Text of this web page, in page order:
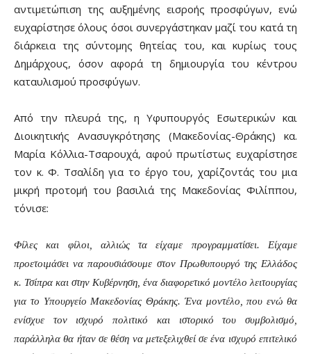
αντιμετώπιση της αυξημένης εισροής προσφύγων, ενώ
ευχαρίστησε όλους όσοι συνεργάστηκαν μαζί του κατά τη
διάρκεια της σύντομης θητείας του, και κυρίως τους
Δημάρχους, όσον αφορά τη δημιουργία του κέντρου
καταυλισμού προσφύγων.
Από την πλευρά της, η Υφυπουργός Εσωτερικών και
Διοικητικής Ανασυγκρότησης (Μακεδονίας-Θράκης) κα.
Μαρία Κόλλια-Τσαρουχά, αφού πρωτίστως ευχαρίστησε
τον κ. Φ. Τσαλίδη για το έργο του, χαρίζοντάς του μια
μικρή προτομή του βασιλιά της Μακεδονίας Φιλίππου,
τόνισε:
Φίλες και φίλοι, αλλιώς τα είχαμε προγραμματίσει. Είχαμε
προετοιμάσει να παρουσιάσουμε στον Πρωθυπουργό της Ελλάδος
κ. Τσίπρα και στην Κυβέρνηση, ένα διαφορετικό μοντέλο λειτουργίας
για το Υπουργείο Μακεδονίας Θράκης. Ένα μοντέλο, που ενώ θα
ενίσχυε τον ισχυρό πολιτικό και ιστορικό του συμβολισμό,
παράλληλα θα ήταν σε θέση να μετεξελιχθεί σε ένα ισχυρό επιτελικό